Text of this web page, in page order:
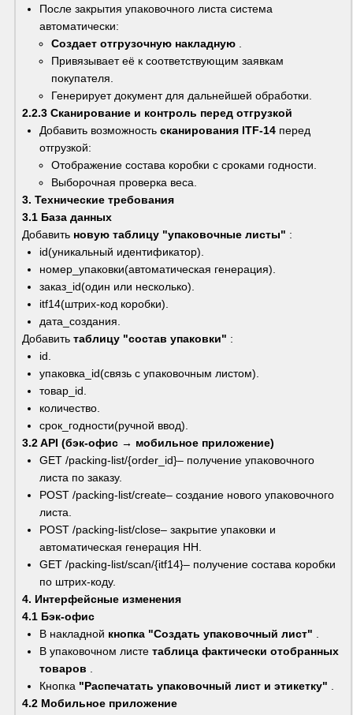
После закрытия упаковочного листа система
автоматически:
Создает отгрузочную накладную
Привязывает её к соответствующим заявкам
покупателя.
Генерирует документ для дальнейшей обработки.
2.2.3 Сканирование и контроль перед отгрузкой
Добавить возможность сканирования ITF-14 перед
отгрузкой:
Отображение состава коробки с сроками годности.
Выборочная проверка веса.
3. Технические требования
3.1 База данных
Добавить новую таблицу "упаковочные листы" :
id(уникальный идентификатор).
номер_упаковки(автоматическая генерация).
заказ_id(один или несколько).
itf14(штрих-код коробки).
дата_создания.
Добавить таблицу "состав упаковки" :
id.
упаковка_id(связь с упаковочным листом).
товар_id.
количество.
срок_годности(ручной ввод).
3.2 API (бэк-офис → мобильное приложение)
GET /packing-list/{order_id}– получение упаковочного
листа по заказу.
POST /packing-list/create– создание нового упаковочного
листа.
POST /packing-list/close– закрытие упаковки и
автоматическая генерация НН.
GET /packing-list/scan/{itf14}– получение состава коробки
по штрих-коду.
4. Интерфейсные изменения
4.1 Бэк-офис
В накладной кнопка "Создать упаковочный лист"
В упаковочном листе таблица фактически отобранных
товаров
Кнопка "Распечатать упаковочный лист и этикетку"
4.2 Мобильное приложение